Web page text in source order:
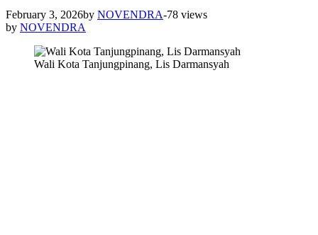
February 3, 2026by NOVENDRA-78 views
by NOVENDRA
Wali Kota Tanjungpinang, Lis Darmansyah